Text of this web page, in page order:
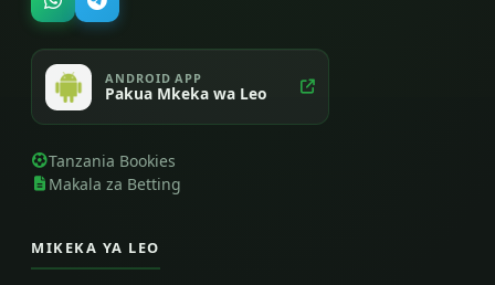
ANDROID APP
Pakua Mkeka wa Leo
Tanzania Bookies
Makala za Betting
MIKEKA YA LEO